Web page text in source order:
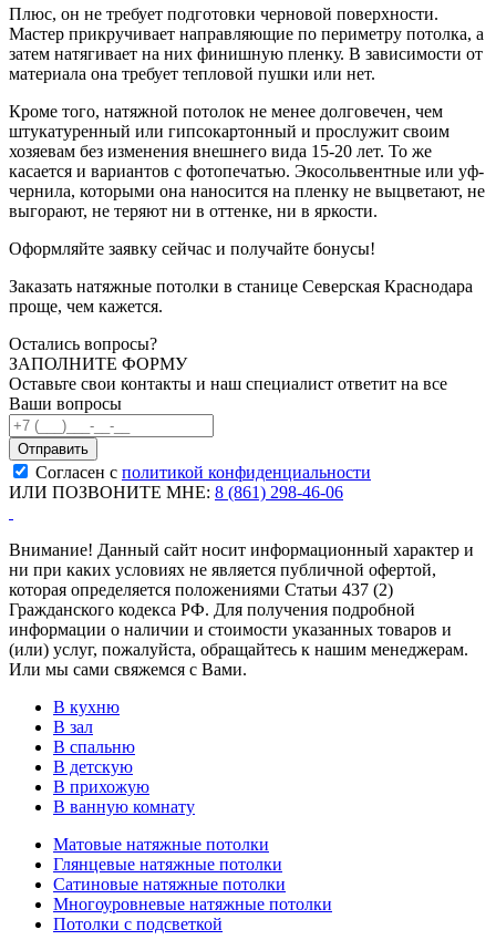
Плюс, он не требует подготовки черновой поверхности.
Мастер прикручивает направляющие по периметру потолка, а
затем натягивает на них финишную пленку. В зависимости от
материала она требует тепловой пушки или нет.
Кроме того, натяжной потолок не менее долговечен, чем
штукатуренный или гипсокартонный и прослужит своим
хозяевам без изменения внешнего вида 15-20 лет. То же
касается и вариантов с фотопечатью. Экосольвентные или уф-
чернила, которыми она наносится на пленку не выцветают, не
выгорают, не теряют ни в оттенке, ни в яркости.
Оформляйте заявку сейчас и получайте бонусы!
Заказать натяжные потолки в станице Северская Краснодара
проще, чем кажется.
Остались вопросы?
ЗАПОЛНИТЕ ФОРМУ
Оставьте свои контакты и наш специалист ответит на все
Ваши вопросы
Согласен с политикой конфиденциальности
ИЛИ ПОЗВОНИТЕ МНЕ: 8 (861) 298-46-06
Внимание! Данный сайт носит информационный характер и
ни при каких условиях не является публичной офертой,
которая определяется положениями Статьи 437 (2)
Гражданского кодекса РФ. Для получения подробной
информации о наличии и стоимости указанных товаров и
(или) услуг, пожалуйста, обращайтесь к нашим менеджерам.
Или мы сами свяжемся с Вами.
В кухню
В зал
В спальню
В детскую
В прихожую
В ванную комнату
Матовые натяжные потолки
Глянцевые натяжные потолки
Сатиновые натяжные потолки
Многоуровневые натяжные потолки
Потолки с подсветкой